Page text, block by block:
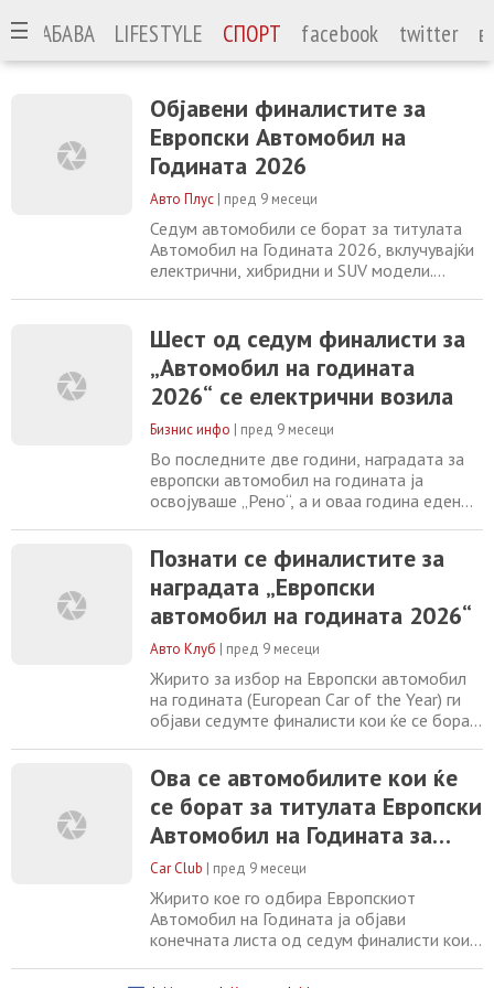
ЗАБАВА LIFESTYLE СПОРТ facebook twitter
Објавени финалистите за
Европски Автомобил на
Годината 2026
Авто Плус | пред 9 месеци
Седум автомобили се борат за титулата
Автомобил на Годината 2026, вклучувајќи
електрични, хибридни и SUV модели.
Автомобил на Годината 2026 официјално
влезе во завршна фаза, откако жирито го
објави списокот од седум финалисти кои
ќе се борат за една од најпрестижните
Шест од седум финалисти за
„Автомобил на годината
2026“ се електрични возила
Бизнис инфо | пред 9 месеци
Во последните две години, наградата за
европски автомобил на годината ја
освојуваше „Рено“, а и оваа година еден
недела ги дознавме имињата на седумте
автомобили што ќе се натпреваруваат за
наградата Автомобил на годината за 2026
година, односно европски автомобил на
годината, а интересно
Познати се финалистите за
наградата „Европски
автомобил на годината 2026“
Авто Клуб | пред 9 месеци
Жирито за избор на Европски автомобил
на годината (European Car of the Year) ги
објави седумте финалисти кои ќе се борат
влегоа автомобили кои најдобро ги
претставуваат современите трендови во
индустријата – електрификација,
одржливост и иновативен дизајн. Во
финалето се најдоа:
Ова се автомобилите кои ќе
се борат за титулата Европски
Автомобил на Годината за
2026!
Car Club | пред 9 месеци
Жирито кое го одбира Европскиот
Автомобил на Годината ја објави
конечната листа од седум финалисти кои
2026. Жирито кое брои вкупно 60 членови